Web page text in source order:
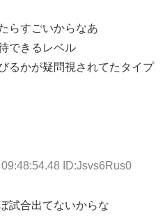
らすごいからなあ
できるレベル
るかが疑問視されてたタイプ
ID:Jsvs6Rus0
試合出てないからな